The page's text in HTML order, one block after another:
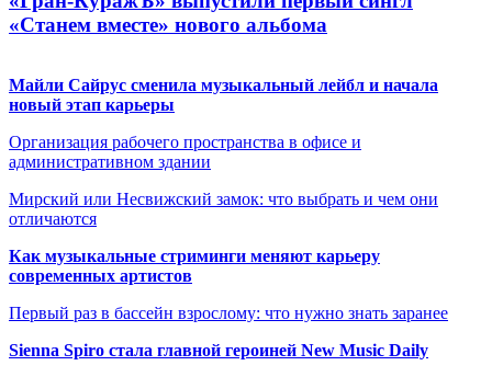
«Станем вместе» нового альбома
Майли Сайрус сменила музыкальный лейбл и начала
новый этап карьеры
Организация рабочего пространства в офисе и
административном здании
Мирский или Несвижский замок: что выбрать и чем они
отличаются
Как музыкальные стриминги меняют карьеру
современных артистов
Первый раз в бассейн взрослому: что нужно знать заранее
Sienna Spiro стала главной героиней New Music Daily